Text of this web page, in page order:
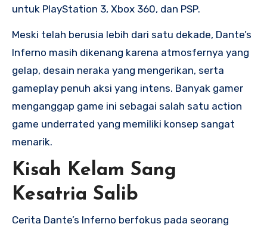
untuk PlayStation 3, Xbox 360, dan PSP.
Meski telah berusia lebih dari satu dekade, Dante’s
Inferno masih dikenang karena atmosfernya yang
gelap, desain neraka yang mengerikan, serta
gameplay penuh aksi yang intens. Banyak gamer
menganggap game ini sebagai salah satu action
game underrated yang memiliki konsep sangat
menarik.
Kisah Kelam Sang
Kesatria Salib
Cerita Dante’s Inferno berfokus pada seorang